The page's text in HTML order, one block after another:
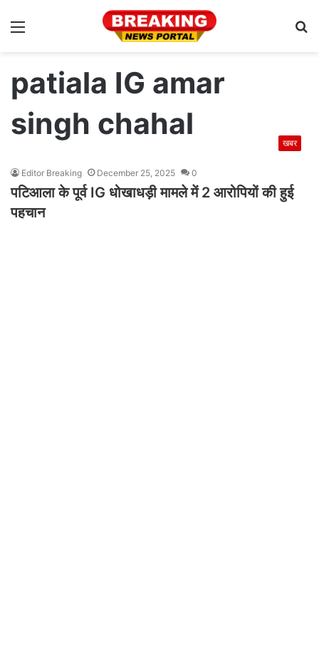
Menu
patiala IG amar
singh chahal
खबर
Editor Breaking December 25, 2025 0
पटिआला के पूर्व IG धोखाधड़ी मामले में 2 आरोपियों की हुई
पहचान